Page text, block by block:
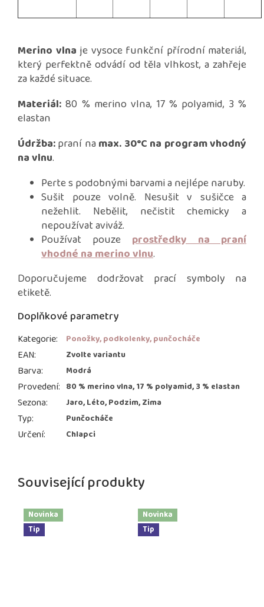
Související produkty
Novinka
Tip
Novinka
Tip
Merino vlna je vysoce funkční přírodní materiál,
který perfektně odvádí od těla vlhkost, a zahřeje
za každé situace.
Materiál:80 % merino vlna, 17 % polyamid, 3 %
elastan
Údržba:praní namax. 30°C na program vhodný
na vlnu.
Perte s podobnými barvami a nejlépe naruby.
Sušit pouze volně. Nesušit v sušičce a
nežehlit. Nebělit, nečistit chemicky a
nepoužívat aviváž.
Používat pouze prostředky na praní
vhodné na merino vlnu.
Doporučujeme dodržovat prací symboly na
etiketě.
Doplňkové parametry
Kategorie: Ponožky, podkolenky, punčocháče
EAN: Zvolte variantu
Barva: Modrá
Provedení: 80 % merino vlna, 17 % polyamid, 3 % elastan
Sezona: Jaro, Léto, Podzim, Zima
Typ: Punčocháče
Určení: Chlapci